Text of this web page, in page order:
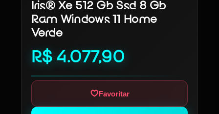
Iris® Xe 512 Gb Ssd 8 Gb
Ram Windows 11 Home
Verde
R$ 4.077,90
Favoritar